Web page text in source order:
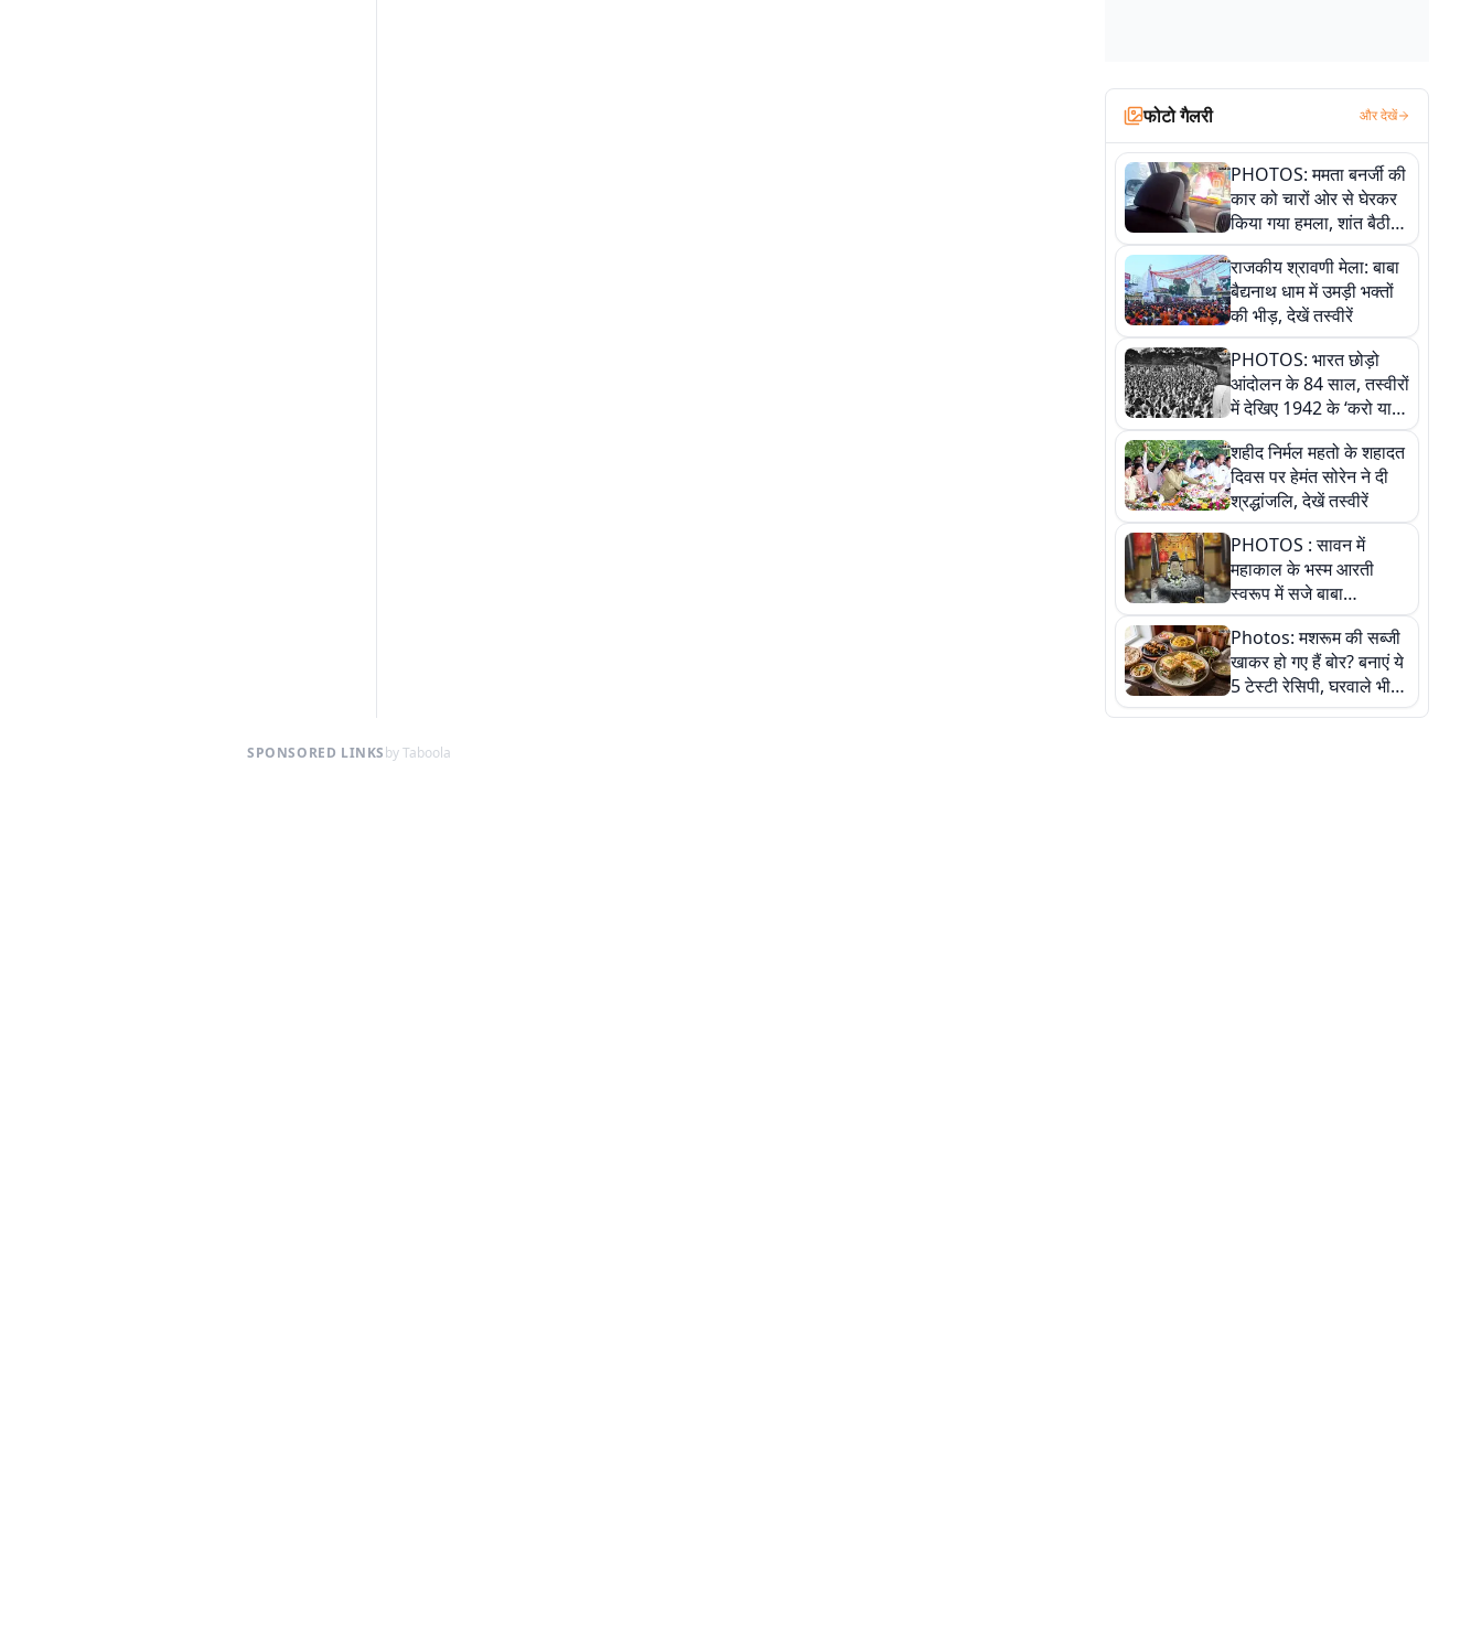
फोटो गैलरी और देखें
PHOTOS: ममता बनर्जी की
कार को चारों ओर से घेरकर
किया गया हमला, शांत बैठी
रहीं तृणमूल सुप्रीमो
राजकीय श्रावणी मेला: बाबा
बैद्यनाथ धाम में उमड़ी भक्तों
की भीड़, देखें तस्वीरें
PHOTOS: भारत छोड़ो
आंदोलन के 84 साल, तस्वीरों
में देखिए 1942 के ‘करो या
मरो’ आंदोलन की कहानी
शहीद निर्मल महतो के शहादत
दिवस पर हेमंत सोरेन ने दी
श्रद्धांजलि, देखें तस्वीरें
PHOTOS : सावन में
महाकाल के भस्म आरती
स्वरूप में सजे बाबा
औघड़दानी, तस्वीरों में करें
अद्भुत दर्शन
Photos: मशरूम की सब्जी
खाकर हो गए हैं बोर? बनाएं ये
5 टेस्टी रेसिपी, घरवाले भी
मांगेंगे बार-बार
SPONSORED LINKSby Taboola